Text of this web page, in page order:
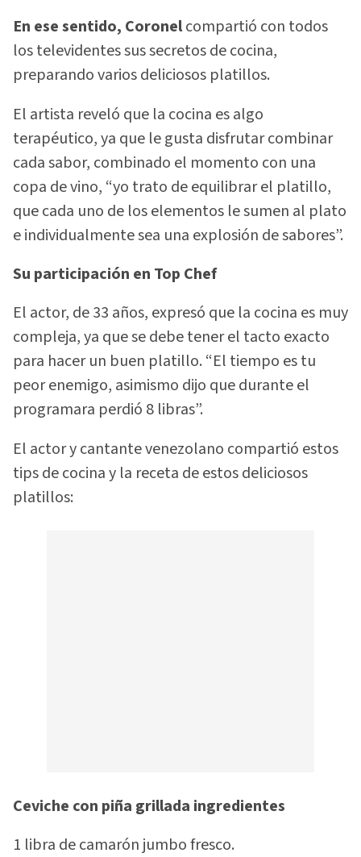
En ese sentido, Coronelcompartió con todos
los televidentes sus secretos de cocina,
preparando varios deliciosos platillos.
El artista reveló que la cocina es algo
terapéutico, ya que le gusta disfrutar combinar
cada sabor, combinado el momento con una
copa de vino, “yo trato de equilibrar el platillo,
que cada uno de los elementos le sumen al plato
e individualmente sea una explosión de sabores”.
Su participación en Top Chef
El actor, de 33 años, expresó que la cocina es muy
compleja, ya que se debe tener el tacto exacto
para hacer un buen platillo. “El tiempo es tu
peor enemigo, asimismo dijo que durante el
programara perdió 8 libras”.
El actor y cantante venezolano compartió estos
tips de cocina y la receta de estos deliciosos
platillos:
Ceviche con piña grillada ingredientes
1 libra de camarón jumbo fresco.